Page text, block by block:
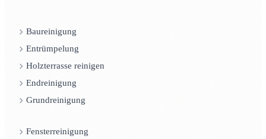
Baureinigung
Entrümpelung
Holzterrasse reinigen
Endreinigung
Grundreinigung
Fensterreinigung